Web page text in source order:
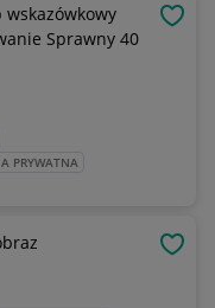
wskazówkowy
Sprawny 40
PRYWATNA